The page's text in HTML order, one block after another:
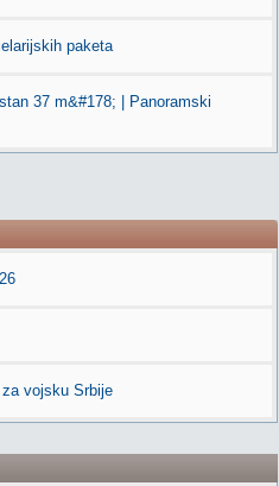
paketa
37 m&#178; | Panoramski
za vojsku Srbije